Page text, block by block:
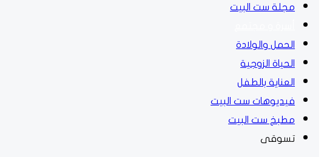
مجلة ست البيت
الحمل والولادة
الحياة الزوجية
العناية بالطفل
فيديوهات ست البيت
مطبخ ست البيت
تسوقى